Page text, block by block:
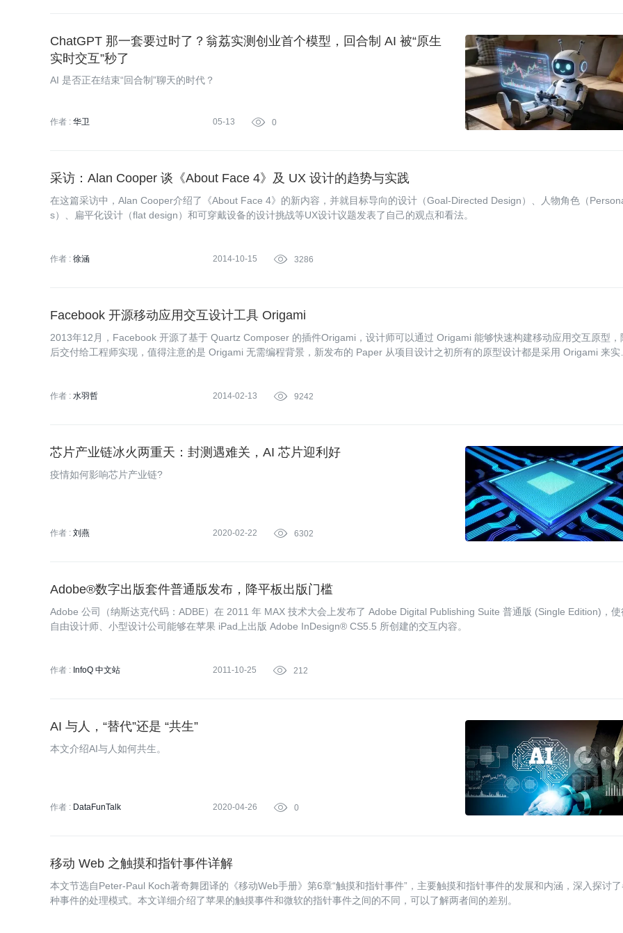
ChatGPT 那一套要过时了？翁荔实测创业首个模型，回合制 AI 被“原生
实时交互”秒了
AI 是否正在结束“回合制”聊天的时代？
作者 : 华卫 05-13  0
采访：Alan Cooper 谈《About Face 4》及 UX 设计的趋势与实践
在这篇采访中，Alan Cooper介绍了《About Face 4》的新内容，并就目标导向的设计（Goal-Directed Design）、人物角色（
s）、扁平化设计（flat design）和可穿戴设备的设计挑战等UX设计议题发表了自己的观点和看法。
作者 : 徐涵 2014-10-15  3286
Facebook 开源移动应用交互设计工具 Origami
2013年12月，Facebook 开源了基于 Quartz Composer 的插件Origami，设计师可以通过 Origami 能够快速构建移动应用交互原型，
后交付给工程师实现，值得注意的是 Origami 无需编程背景，新发布的 Paper 从项目设计之初所有的原型设计都是采用 Origami 来实
作者 : 水羽哲 2014-02-13  9242
芯片产业链冰火两重天：封测遇难关，AI 芯片迎利好
疫情如何影响芯片产业链?
作者 : 刘燕 2020-02-22  6302
Adobe®数字出版套件普通版发布，降平板出版门槛
Adobe 公司（纳斯达克代码：ADBE）在 2011 年 MAX 技术大会上发布了 Adobe Digital Publishing Suite 普通版 (Single Edition)，使
自由设计师、小型设计公司能够在苹果 iPad上出版 Adobe InDesign® CS5.5 所创建的交互内容。
作者 : InfoQ 中文站 2011-10-25  212
AI 与人，“替代”还是 “共生”
本文介绍AI与人如何共生。
作者 : DataFunTalk 2020-04-26  0
移动 Web 之触摸和指针事件详解
本文节选自Peter-Paul Koch著奇舞团译的《移动Web手册》第6章“触摸和指针事件”，主要触摸和指针事件的发展和内涵，深入探讨
种事件的处理模式。本文详细介绍了苹果的触摸事件和微软的指针事件之间的不同，可以了解两者间的差别。